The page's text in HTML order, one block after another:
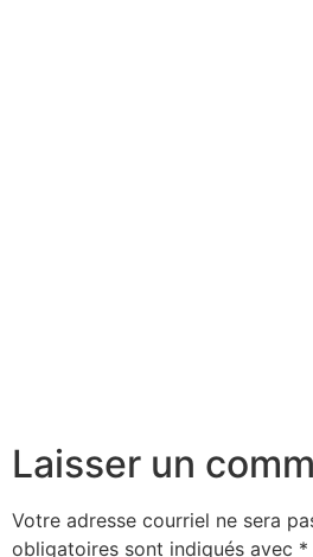
Laisser un
Votre adresse courriel ne sera
obligatoires sont indiqués avec *